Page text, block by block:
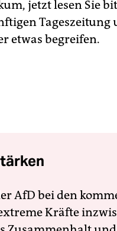
jetzt lesen Sie
etwas begreifen.
AfD bei den
Kräfte